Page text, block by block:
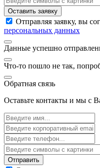
Оставить заявку
Отправляя заявку, вы
персональных данных
Данные успешно
Что-то пошло не так,
Обратная связь
Оставьте контакты и мы с
Отправить